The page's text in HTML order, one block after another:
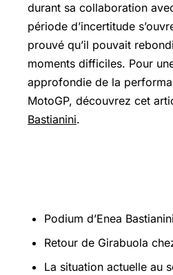
durant sa collaboration
période d’incertitude
prouvé qu’il pouvait
moments difficiles. Pour
approfondie de la
MotoGP, découvrez cet
Bastianini.
Podium d’Enea
Retour de Girabuola
La situation actuelle au